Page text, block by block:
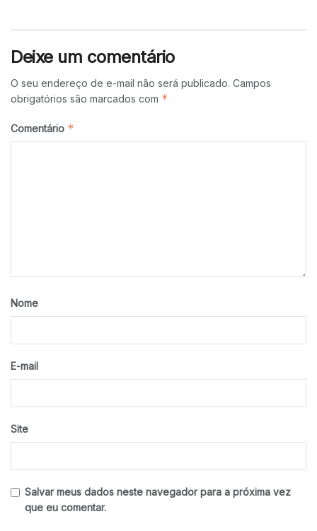
Deixe um comentário
O seu endereço de e-mail não será publicado. Campos
obrigatórios são marcados com *
Comentário *
Nome
E-mail
Site
Salvar meus dados neste navegador para a próxima vez
que eu comentar.